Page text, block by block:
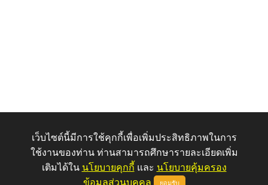
เว็บไซต์นี้มีการใช้คุกกี้เพื่อเพิ่มประสิทธิภาพในการ
ใช้งานของท่าน ท่านสามารถศึกษารายละเอียดเพิ่ม
เติมได้ใน นโยบายคุกกี้ และ นโยบายคุ้มครอง
ข้อมูลส่วนบุคคล
ยอมรับ